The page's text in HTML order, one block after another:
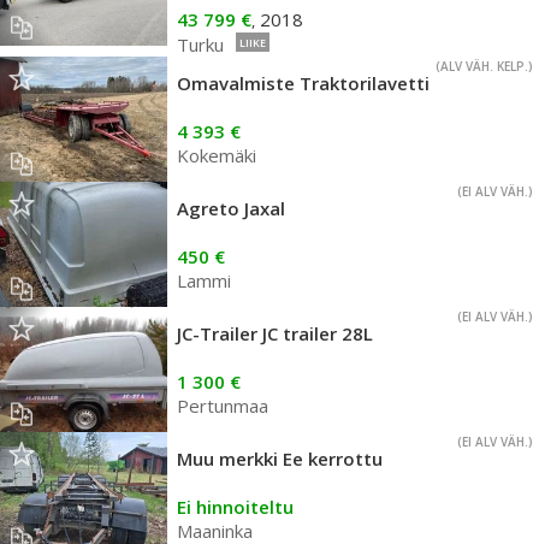
43 799 €, 2018
Turku
LIIKE
(ALV VÄH. KELP.)
Omavalmiste Traktorilavetti
4 393 €
Kokemäki
(EI ALV VÄH.)
Agreto Jaxal
450 €
Lammi
(EI ALV VÄH.)
JC-Trailer JC trailer 28L
1 300 €
Pertunmaa
(EI ALV VÄH.)
Muu merkki Ee kerrottu
Ei hinnoiteltu
Maaninka